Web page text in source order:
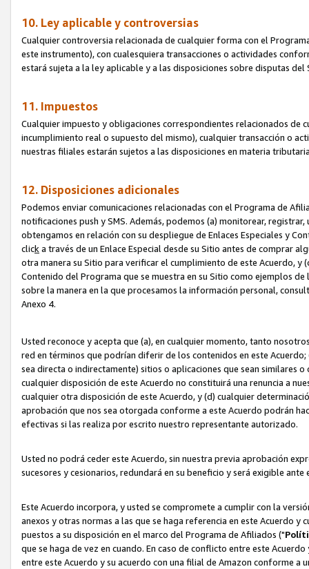
10. Ley aplicable y controversias
Cualquier controversia relacionada de cualquier forma con el
este instrumento), con cualesquiera transacciones o actividades
estará sujeta a la ley aplicable y a las disposiciones sobre disputas
11. Impuestos
Cualquier impuesto y obligaciones correspondientes relacionados de
incumplimiento real o supuesto del mismo), cualquier transacción o
nuestras filiales estarán sujetos a las disposiciones en materia
12. Disposiciones adicionales
Podemos enviar comunicaciones relacionadas con el Programa de
notificaciones push y SMS. Además, podemos (a) monitorear,
obtengamos en relación con su despliegue de Enlaces Especiales y
clicka través de un Enlace Especial desde su Sitio antes de comprar
otra manera su Sitio para verificar el cumplimiento de este Acuerdo,
Contenido del Programa que se muestra en su Sitio como ejemplos
sobre la manera en la que procesamos la información personal,
Anexo 4.
Usted reconoce y acepta que (a), en cualquier momento, tanto
red en términos que podrían diferir de los contenidos en este
sea directa o indirectamente) sitios o aplicaciones que sean similares
cualquier disposición de este Acuerdo no constituirá una renuncia a
cualquier otra disposición de este Acuerdo, y (d) cualquier
aprobación que nos sea otorgada conforme a este Acuerdo podrán
efectivas si las realiza por escrito nuestro representante autorizado.
Usted no podrá ceder este Acuerdo, sin nuestra previa aprobación
sucesores y cesionarios, redundará en su beneficio y será exigible
Este Acuerdo incorpora, y usted se compromete a cumplir con la
anexos y otras normas a las que se haga referencia en este Acuerdo
puestos a su disposición en el marco del Programa de Afiliados ("
que se haga de vez en cuando. En caso de conflicto entre este
entre este Acuerdo y su acuerdo con una filial de Amazon conforme